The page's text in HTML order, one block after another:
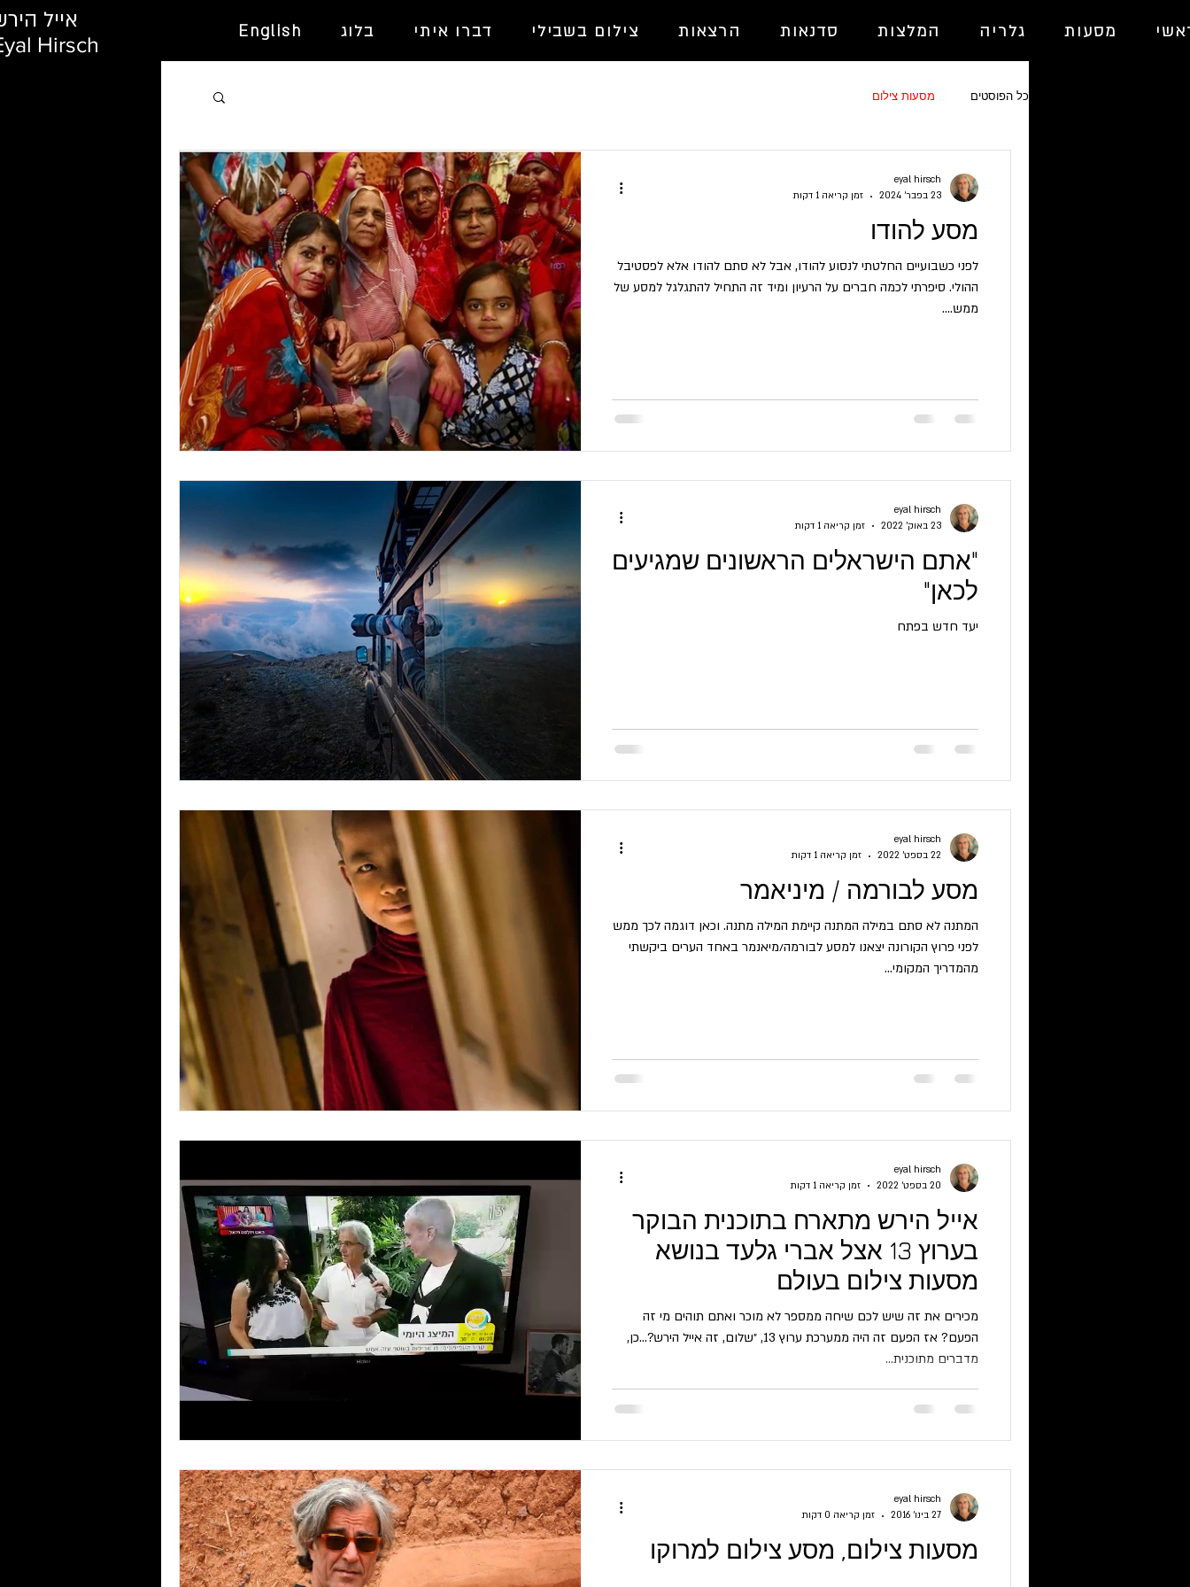
Hirsch
מסעות גלריה המלצות סדנאות הרצאות צילום בשבילי דברו איתי בלוג English
כל הפוסטים מסעות צילום
מסע להודו
לפני כשבועיים החלטתי לנסוע להודו, אבל לא סתם להודו אלא לפסטיבל
ההולי. סיפרתי לכמה חברים על הרעיון ומיד זה התחיל להתגלגל למסע של
ממש....
eyal hirsch
23 בפבר׳ 2024
זמן קריאה 1 דקות
"אתם הישראלים הראשונים שמגיעים
לכאן"
יעד חדש בפתח
eyal hirsch
23 באוק׳ 2022
זמן קריאה 1 דקות
מסע לבורמה / מיניאמר
המתנה לא סתם במילה המתנה קיימת המילה מתנה. וכאן דוגמה לכך ממש
לפני פרוץ הקורונה יצאנו למסע לבורמה/מיאנמר באחד הערים ביקשתי
מהמדריך המקומי...
eyal hirsch
22 בספט׳ 2022
זמן קריאה 1 דקות
אייל הירש מתארח בתוכנית הבוקר
בערוץ 13 אצל אברי גלעד בנושא
מסעות צילום בעולם
מכירים את זה שיש לכם שיחה ממספר לא מוכר ואתם תוהים מי זה
הפעם? אז הפעם זה היה ממערכת ערוץ 13, ״שלום, זה אייל הירש?...כן,
מדברים מתוכנית...
eyal hirsch
20 בספט׳ 2022
זמן קריאה 1 דקות
מסעות צילום, מסע צילום למרוקו
eyal hirsch
27 בינו׳ 2016
זמן קריאה 0 דקות